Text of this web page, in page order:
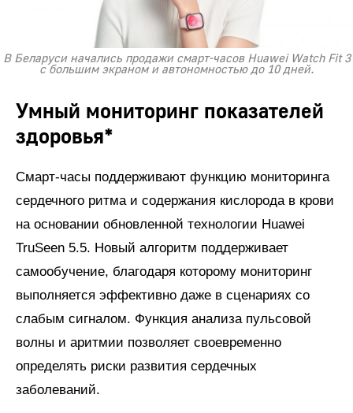
В Беларуси начались продажи смарт-часов Huawei Watch Fit 3
с большим экраном и автономностью до 10 дней.
Умный мониторинг показателей
здоровья*
Смарт-часы поддерживают функцию мониторинга
сердечного ритма и содержания кислорода в крови
на основании обновленной технологии Huawei
TruSeen 5.5. Новый алгоритм поддерживает
самообучение, благодаря которому мониторинг
выполняется эффективно даже в сценариях со
слабым сигналом. Функция анализа пульсовой
волны и аритмии позволяет своевременно
определять риски развития сердечных
заболеваний.